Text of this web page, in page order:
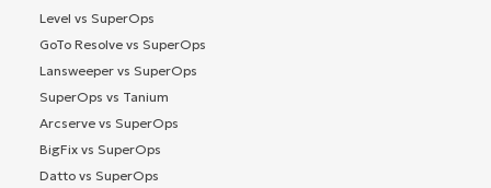
Level vs SuperOps
GoTo Resolve vs SuperOps
Lansweeper vs SuperOps
SuperOps vs Tanium
Arcserve vs SuperOps
BigFix vs SuperOps
Datto vs SuperOps